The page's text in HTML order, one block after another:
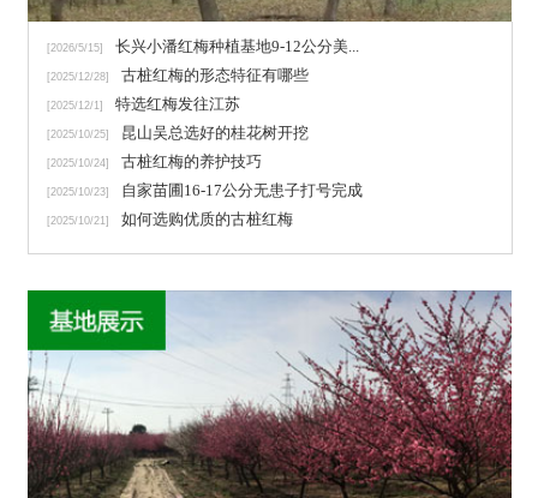
[2026/5/15] 长兴小潘红梅种植基地9-12公分美...
[2025/12/28] 古桩红梅的形态特征有哪些
[2025/12/1] 特选红梅发往江苏
[2025/10/25] 昆山吴总选好的桂花树开挖
[2025/10/24] 古桩红梅的养护技巧
[2025/10/23] 自家苗圃16-17公分无患子打号完成
[2025/10/21] 如何选购优质的古桩红梅